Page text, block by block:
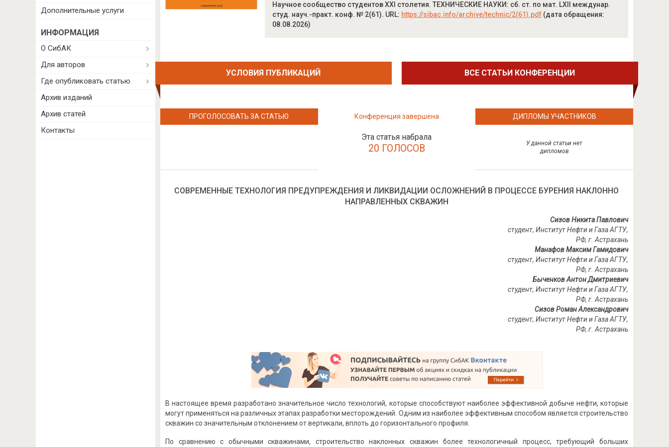
Научное сообщество студентов XXI столетия. ТЕХНИЧЕСКИЕ НАУКИ: сб. ст. по мат. LXII междунар.
студ. науч.-практ. конф. № 2(61). URL: https://sibac.info/archive/technic/2(61).pdf(дата обращения:
08.08.2026)
УСЛОВИЯ ПУБЛИКАЦИЙ ВСЕ СТАТЬИ КОНФЕРЕНЦИИ
ПРОГОЛОСОВАТЬ ЗА СТАТЬЮ Конференция завершена
Эта статья набрала
20 ГОЛОСОВ
ДИПЛОМЫ УЧАСТНИКОВ
У данной статьи нет
дипломов
СОВРЕМЕННЫЕ ТЕХНОЛОГИЯ ПРЕДУПРЕЖДЕНИЯ И ЛИКВИДАЦИИ ОСЛОЖНЕНИЙ В ПРОЦЕССЕ БУРЕНИЯ НАКЛОННО
НАПРАВЛЕННЫХ СКВАЖИН
Сизов Никита Павлович
студент, Институт Нефти и Газа АГТУ,
РФ, г. Астрахань
Манафов Максим Гамидович
студент, Институт Нефти и Газа АГТУ,
РФ, г. Астрахань
Быченков Антон Дмитриевич
студент, Институт Нефти и Газа АГТУ,
РФ, г. Астрахань
Сизов Роман Александрович
студент, Институт Нефти и Газа АГТУ,
РФ, г. Астрахань
В настоящее время разработано значительное число технологий, которые способствуют наиболее эффективной добыче нефти, которые
могут применяться на различных этапах разработки месторождений. Одним из наиболее эффективным способом является строительство
скважин со значительным отклонением от вертикали, вплоть до горизонтального профиля.
По сравнению с обычными скважинами, строительство наклонных скважин более технологичный процесс, требующий больших
Дополнительные услуги
ИНФОРМАЦИЯ
О СибАК
Для авторов
Где опубликовать статью
Архив изданий
Архив статей
Контакты